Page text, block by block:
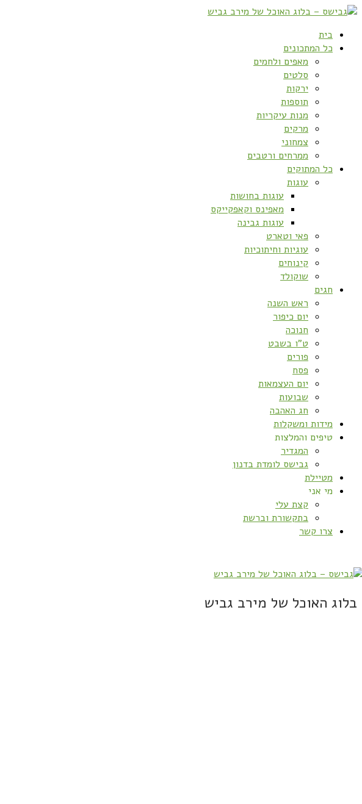
בית
כל המתכונים
מאפים ולחמים
סלטים
ירקות
תוספות
מנות עיקריות
מרקים
צמחוני
ממרחים ורטבים
כל המתוקים
עוגות
עוגות בחושות
מאפינס וקאפקייקס
עוגות גבינה
פאי וטארט
עוגיות וחיתוכיות
קינוחים
שוקולד
חגים
ראש השנה
יום כיפור
חנוכה
ט”ו בשבט
פורים
פסח
יום העצמאות
שבועות
חג האהבה
מידות ומשקלות
טיפים והמלצות
המגדיר
גבישס לומדת בדנון
מטיילת
מי אני
קצת עלי
בתקשורת וברשת
צרו קשר
בלוג האוכל של מירב גביש